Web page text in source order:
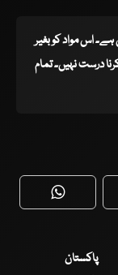
ہے۔ اس مواد کو بغیر
درست نہیں۔ تمام
WhatsApp
پاکستان